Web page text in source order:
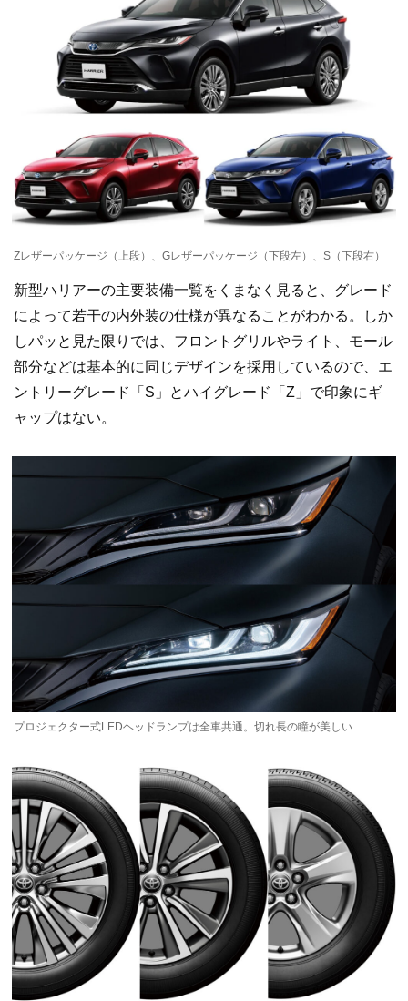
Zレザーパッケージ（上段）、Gレザーパッケージ（下段左）、S（下段右）
新型ハリアーの主要装備一覧をくまなく見ると、グレード
によって若干の内外装の仕様が異なることがわかる。しか
しパッと見た限りでは、フロントグリルやライト、モール
部分などは基本的に同じデザインを採用しているので、エ
ントリーグレード「S」とハイグレード「Z」で印象にギ
ャップはない。
プロジェクター式LEDヘッドランプは全車共通。切れ長の瞳が美しい